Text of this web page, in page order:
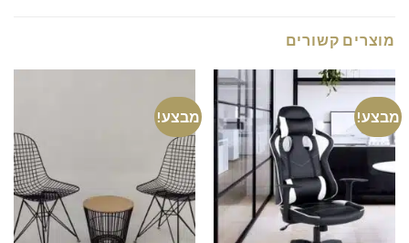
מוצרים קשורים
מבצע! מבצע!